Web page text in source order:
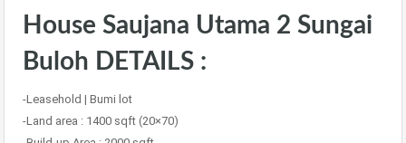
House Saujana Utama 2 Sungai
Buloh DETAILS :
-Leasehold | Bumi lot
-Land area : 1400 sqft (20×70)